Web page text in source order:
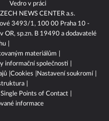
Vedro v práci
NEWS CENTER a.s.
3493/1, 100 00 Praha 10 -
OR, sp.zn. B 19490 a dodavatelé
materiálům
informační společnosti
Cookies
Nastavení soukromí
Points of Contact
informace